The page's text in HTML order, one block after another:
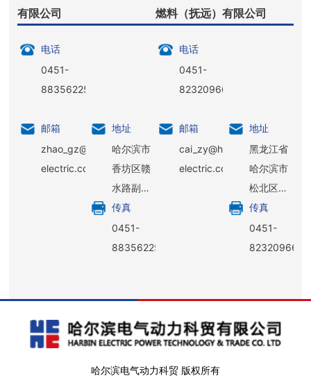
有限公司
电话
0451-
88356225
地址
哈尔滨市
香坊区赣
水路副
222-30号
邮箱
zhao_gz@harbin-
electric.com
传真
0451-
88356225
燃料（抚远）有限公司
电话
0451-
82320966
地址
黑龙江省
哈尔滨市
松北区科
技创新城
创新一路
1399号哈
邮箱
cai_zy@harbin-
electric.com
传真
0451-
82320966
哈尔滨电气动力科贸 版权所有